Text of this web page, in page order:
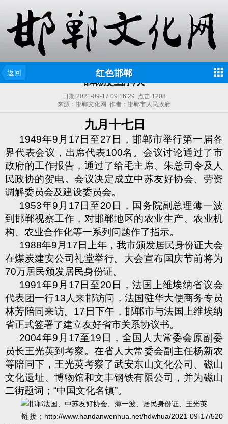
返回 红色邯郸
邯郸历史上的今天
日期:2021-09-17 09:16:29 点击:1208
来源：邯郸文化网 作者：邯郸市人民政府
九月十七日
1949年9 月 17 日至27 日，邯郸市举行第一届各
界代表会议，出席代表100名。会议讨论通过了市
政府的工作报告，通过了给毛主席、朱总司令及人
民政协的贺电。会议决定成立中苏友好协会、劳资
调解委员会及建设委员会。
1953年9 月 17 日至20 日，国务院副总理薄一波
到邯郸视察工作，对邯郸地区的农业生产、农业机
构、农业合作化等一系列问题作了指示。
1988年9 月 17 日上年，我市颁发居民身份证大会
在煤炭建安公司礼堂举行。大会宣布国庆节前将为
70万居民颁发居民身份证。
1991年9 月 17 日至20 日，法国上维埃纳省议会
代表团一行13 人来邯访问，法国驻华大使商务专员
林芳陪同来访。 17 日下午，邯郸市与法国上维埃纳
省正式签署了建立友好省市关系协议书。
2004年9 月 17至19 日，全国人大常委会原副委
员长王光英到考察。在省人大常委会副主任杨新农
等陪同下，王光英考察了武安东山文化公司、磁山
文化遗址、博物馆和文丰钢铁有限公司，并为磁山
二街题词； “中国文化名镇”。
链接； http://www.handanwenhua.net/hdwhua/2021-09-17/520